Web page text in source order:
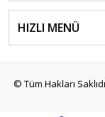
HIZLI MENÜ
© Tüm Hakları